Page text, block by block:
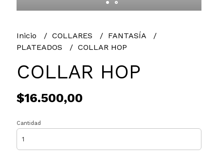
Inicio COLLARES
FANTASÍA
PLATEADOS
COLLAR HOP
COLLAR HOP
$16.500,00
Cantidad